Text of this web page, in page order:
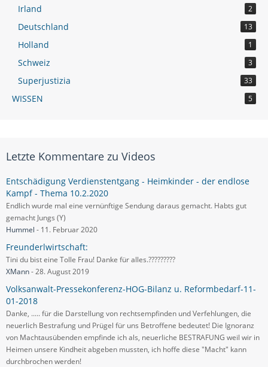
Irland 2
Deutschland 13
Holland 1
Schweiz 3
Superjustizia 33
WISSEN 5
Letzte Kommentare zu Videos
Entschädigung Verdienstentgang​ - Heimkinder - der endlose
Kampf - Thema 10.2.2020​
Endlich wurde mal eine vernünftige Sendung daraus gemacht. Habts gut
gemacht Jungs (Y)
Hummel - 11. Februar 2020
Freunderlwirtschaft:
Tini du bist eine Tolle Frau! Danke für alles.?????????
XMann-28. August 2019
Volksanwalt-Pressekonferenz-HOG-Bilanz u. Reformbedarf-11-
01-2018
Danke, ..... für die Darstellung von rechtsempfinden und Verfehlungen, die
neuerlich Bestrafung und Prügel für uns Betroffene bedeutet! Die Ignoranz
von Machtausübenden empfinde ich als, neuerliche BESTRAFUNG weil wir in
Heimen unsere Kindheit abgeben mussten, ich hoffe diese "Macht" kann
durchbrochen werden!